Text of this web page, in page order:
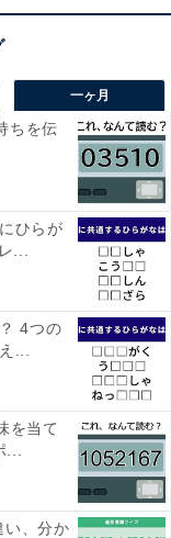
てみよう
一ヶ月
ちを伝
ひらが
...
4つの
...
を当て
い、分か